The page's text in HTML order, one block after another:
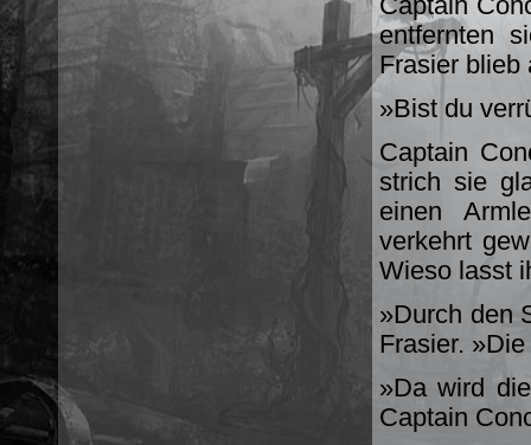
entfernten
Frasier blieb
»Bist du
Captain
strich sie
einen
verkehrt
Wieso lasst
»Durch den
Frasier.
»Da wird
Captain